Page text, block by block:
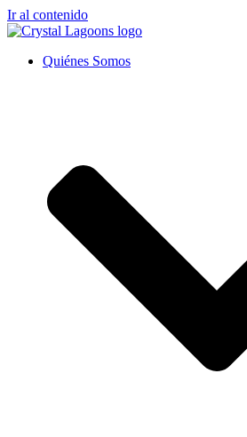
Ir al contenido
Quiénes Somos